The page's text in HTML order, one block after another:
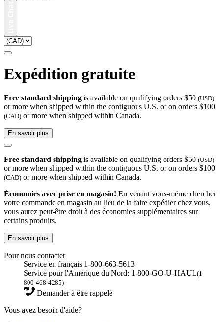
Expédition gratuite
Free standard shipping is available on qualifying orders $50 (USD)
or more when shipped within the contiguous U.S. or on orders $100
(CAD) or more when shipped within Canada.
En savoir plus
Free standard shipping is available on qualifying orders $50 (USD)
or more when shipped within the contiguous U.S. or on orders $100
(CAD) or more when shipped within Canada.
Économies avec prise en magasin! En venant vous-même chercher
votre commande en magasin au lieu de la faire expédier chez vous,
vous aurez peut-être droit à des économies supplémentaires sur
certains produits.
En savoir plus
Pour nous contacter
Service en français 1-800-663-5613
Service pour l'Amérique du Nord: 1-800-GO-U-HAUL(1-
800-468-4285)
Demander à être rappelé
Vous avez besoin d'aide?